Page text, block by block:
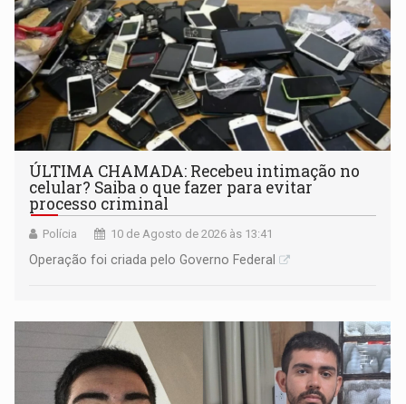
ÚLTIMA CHAMADA: Recebeu intimação no
celular? Saiba o que fazer para evitar
processo criminal
Polícia 10 de Agosto de 2026 às 13:41
Operação foi criada pelo Governo Federal